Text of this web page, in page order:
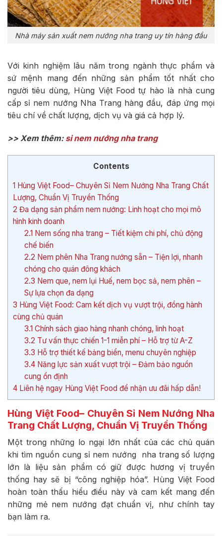
Nhà máy sản xuất nem nướng nha trang uy tín hàng đầu
Với kinh nghiệm lâu năm trong ngành thực phẩm và
sứ mệnh mang đến những sản phẩm tốt nhất cho
người tiêu dùng, Hùng Việt Food tự hào là nhà cung
cấp sỉ nem nướng Nha Trang hàng đầu, đáp ứng mọi
tiêu chí về chất lượng, dịch vụ và giá cả hợp lý.
>> Xem thêm: sỉ nem nướng nha trang
Contents
1 Hùng Việt Food– Chuyên Sỉ Nem Nướng Nha Trang Chất
Lượng, Chuẩn Vị Truyền Thống
2 Đa dạng sản phẩm nem nướng: Linh hoạt cho mọi mô
hình kinh doanh
2.1 Nem sống nha trang – Tiết kiệm chi phí, chủ động
chế biến
2.2 Nem phên Nha Trang nướng sẵn – Tiện lợi, nhanh
chóng cho quán đông khách
2.3 Nem que, nem lụi Huế, nem bọc sả, nem phên –
Sự lựa chọn đa dạng
3 Hùng Việt Food: Cam kết dịch vụ vượt trội, đồng hành
cùng chủ quán
3.1 Chính sách giao hàng nhanh chóng, linh hoạt
3.2 Tư vấn thực chiến 1-1 miễn phí – Hỗ trợ từ A-Z
3.3 Hỗ trợ thiết kế bảng biển, menu chuyên nghiệp
3.4Năng lực sản xuất vượt trội – Đảm bảo nguồn
cung ổn định
4 Liên hệ ngay Hùng Việt Food để nhận ưu đãi hấp dẫn!
Hùng Việt Food– Chuyên Sỉ Nem Nướng Nha
Trang Chất Lượng, Chuẩn Vị Truyền Thống
Một trong những lo ngại lớn nhất của các chủ quán
khi tìm nguồn cung sỉ nem nướng nha trang số lượng
lớn là liệu sản phẩm có giữ được hương vị truyền
thống hay sẽ bị “công nghiệp hóa”. Hùng Việt Food
hoàn toàn thấu hiểu điều này và cam kết mang đến
những mẻ nem nướng đạt chuẩn vị, như chính tay
bạn làm ra.